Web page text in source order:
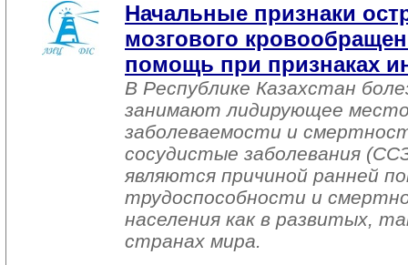
Начальные признаки
мозгового
помощь при признаках
В Республике Казахстан
занимают лидирующее
заболеваемости и
сосудистые заболевания
являются причиной ранней
трудоспособности и
населения как в развитых,
странах мира.